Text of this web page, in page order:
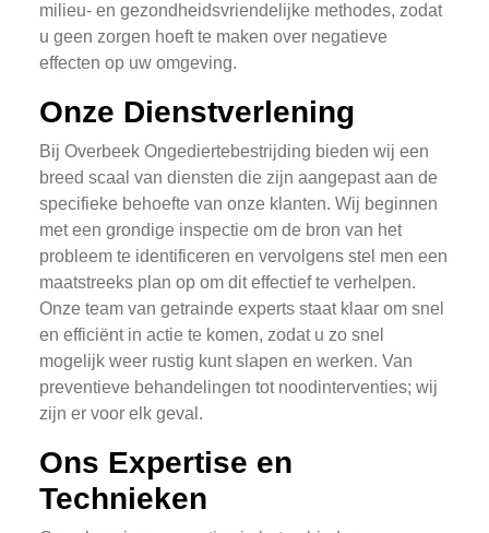
milieu- en gezondheidsvriendelijke methodes, zodat
u geen zorgen hoeft te maken over negatieve
effecten op uw omgeving.
Onze Dienstverlening
Bij Overbeek Ongediertebestrijding bieden wij een
breed scaal van diensten die zijn aangepast aan de
specifieke behoefte van onze klanten. Wij beginnen
met een grondige inspectie om de bron van het
probleem te identificeren en vervolgens stel men een
maatstreeks plan op om dit effectief te verhelpen.
Onze team van getrainde experts staat klaar om snel
en efficiënt in actie te komen, zodat u zo snel
mogelijk weer rustig kunt slapen en werken. Van
preventieve behandelingen tot noodinterventies; wij
zijn er voor elk geval.
Ons Expertise en
Technieken